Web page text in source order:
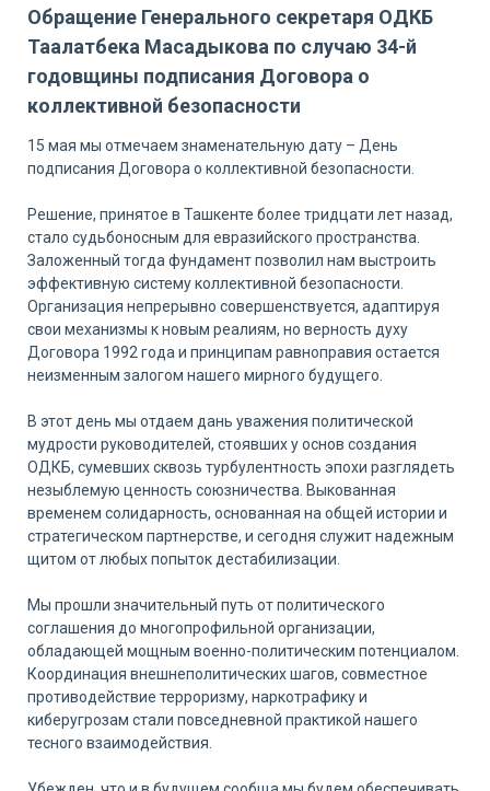
Обращение Генерального секретаря ОДКБ
Таалатбека Масадыкова по случаю 34-й
годовщины подписания Договора о
коллективной безопасности
15 мая мы отмечаем знаменательную дату – День
подписания Договора о коллективной безопасности.
Решение, принятое в Ташкенте более тридцати лет назад,
стало судьбоносным для евразийского пространства.
Заложенный тогда фундамент позволил нам выстроить
эффективную систему коллективной безопасности.
Организация непрерывно совершенствуется, адаптируя
свои механизмы к новым реалиям, но верность духу
Договора 1992 года и принципам равноправия остается
неизменным залогом нашего мирного будущего.
В этот день мы отдаем дань уважения политической
мудрости руководителей, стоявших у основ создания
ОДКБ, сумевших сквозь турбулентность эпохи разглядеть
незыблемую ценность союзничества. Выкованная
временем солидарность, основанная на общей истории и
стратегическом партнерстве, и сегодня служит надежным
щитом от любых попыток дестабилизации.
Мы прошли значительный путь от политического
соглашения до многопрофильной организации,
обладающей мощным военно-политическим потенциалом.
Координация внешнеполитических шагов, совместное
противодействие терроризму, наркотрафику и
киберугрозам стали повседневной практикой нашего
тесного взаимодействия.